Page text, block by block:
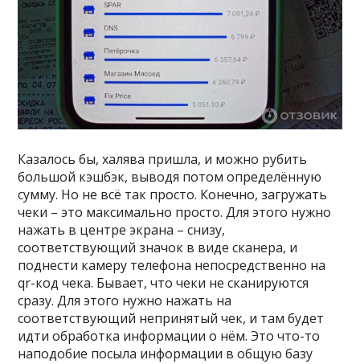
Казалось бы, халява пришла, и можно рубить
большой кэшбэк, выводя потом определённую
сумму. Но не всё так просто. Конечно, загружать
чеки – это максимально просто. Для этого нужно
нажать в центре экрана – снизу,
соответствующий значок в виде сканера, и
поднести камеру телефона непосредственно на
qr-код чека. Бывает, что чеки не сканируются
сразу. Для этого нужно нажать на
соответствующий непринятый чек, и там будет
идти обработка информации о нём. Это что-то
наподобие посыла информации в общую базу